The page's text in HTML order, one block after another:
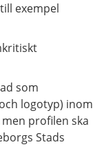
exempel
som
logotyp) inom
profilen ska
Stads